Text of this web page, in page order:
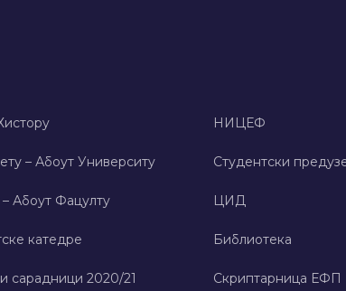
– Абоут Университy
Абоут Фацултy
катедре
сарадници 2020/21
НИЦЕФ
Студентски
ЦИД
Библиотека
Скриптарница ЕФП